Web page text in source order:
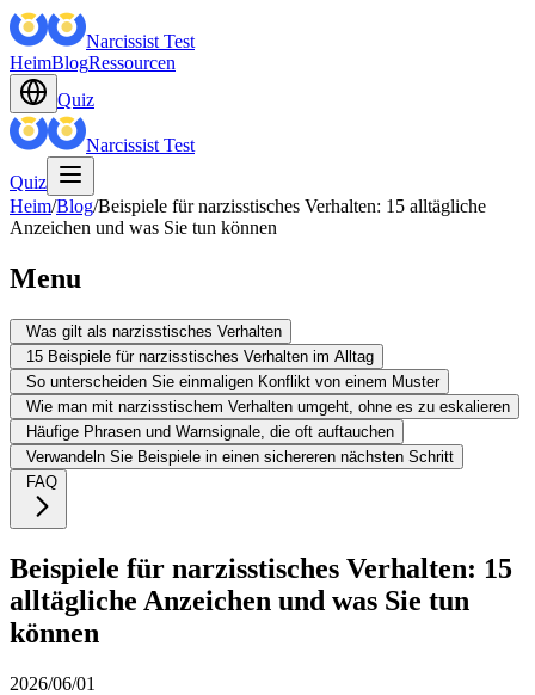
Narcissist Test
HeimBlogRessourcen
Quiz
Narcissist Test
Quiz
Heim/Blog/Beispiele für narzisstisches Verhalten: 15 alltägliche
Anzeichen und was Sie tun können
Menu
Was gilt als narzisstisches Verhalten
15 Beispiele für narzisstisches Verhalten im Alltag
So unterscheiden Sie einmaligen Konflikt von einem Muster
Wie man mit narzisstischem Verhalten umgeht, ohne es zu eskalieren
Häufige Phrasen und Warnsignale, die oft auftauchen
Verwandeln Sie Beispiele in einen sichereren nächsten Schritt
FAQ
Beispiele für narzisstisches Verhalten: 15
alltägliche Anzeichen und was Sie tun
können
2026/06/01